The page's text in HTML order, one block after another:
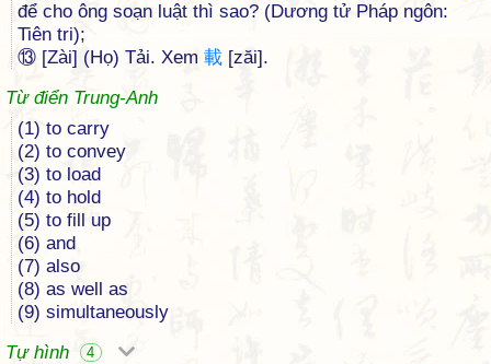
để cho ông soạn luật thì sao? (Dương tử Pháp ngôn:
Tiên tri);
⑬ [Zài] (Họ) Tải. Xem 載 [zăi].
Từ điển Trung-Anh
(1) to carry
(2) to convey
(3) to load
(4) to hold
(5) to fill up
(6) and
(7) also
(8) as well as
(9) simultaneously
Tự hình
4